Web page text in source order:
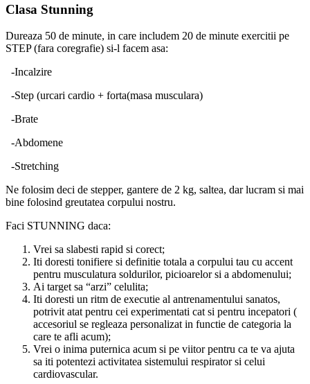
Clasa Stunning
Dureaza 50 de minute, in care includem 20 de minute exercitii pe
STEP (fara coregrafie) si-l facem asa:
-Incalzire
-Step (urcari cardio + forta(masa musculara)
-Brate
-Abdomene
-Stretching
Ne folosim deci de stepper, gantere de 2 kg, saltea, dar lucram si mai
bine folosind greutatea corpului nostru.
Faci STUNNING daca:
Vrei sa slabesti rapid si corect;
Iti doresti tonifiere si definitie totala a corpului tau cu accent
pentru musculatura soldurilor, picioarelor si a abdomenului;
Ai target sa “arzi” celulita;
Iti doresti un ritm de executie al antrenamentului sanatos,
potrivit atat pentru cei experimentati cat si pentru incepatori (
accesoriul se regleaza personalizat in functie de categoria la
care te afli acum);
Vrei o inima puternica acum si pe viitor pentru ca te va ajuta
sa iti potentezi activitatea sistemului respirator si celui
cardiovascular.